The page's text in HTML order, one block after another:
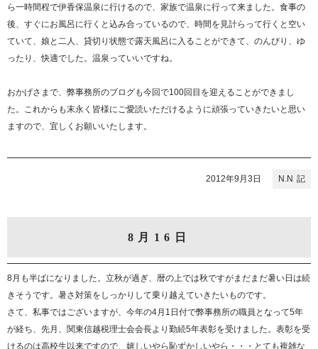
ら一時間程で伊香保温泉に行けるので、家族で温泉に行って来ました。食事の
後、すぐにお風呂に行くと込み合っているので、時間を見計らって行くと空い
ていて、娘と二人、貸切り状態で露天風呂に入ることができて、のんびり、ゆ
ったり、快適でした。温泉っていいですね。
おかげさまで、弊事務所のブログも今回で100回目を迎えることができまし
た。これからも末永く皆様にご愛読いただけるように頑張っていきたいと思い
ますので、宜しくお願いいたします。
N.N
2012年9月3日
8月16日
8月も半ばになりました。立秋が過ぎ、暦の上では秋ですがまだまだ暑い日は続
きそうです。暑さ対策をしっかりして乗り越えていきたいものです。
さて、私事ではございますが、今年の4月1日付で弊事務所の職員となって5年
が経ち、先月、関東信越税理士会会長より勤続5年表彰を受けました。表彰を受
けるのは高校生以来ですので、嬉しいやら恥ずかしいやら・・・とても複雑な